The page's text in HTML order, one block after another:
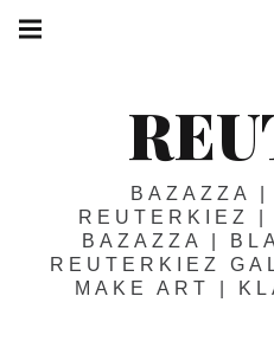
Springe
zum
BAZAZZA |
REUTERKIEZ |
BAZAZZA |
REUTERKIEZ
MAKE ART |